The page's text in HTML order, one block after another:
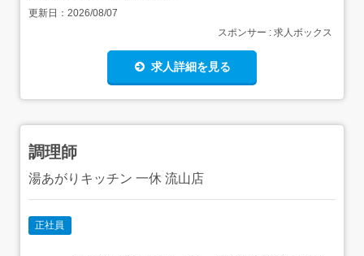
更新日： 2026/08/07
スポンサー : 求人ボックス
求人詳細を見る
調理師
湯あがりキッチン 一休 流山店
正社員